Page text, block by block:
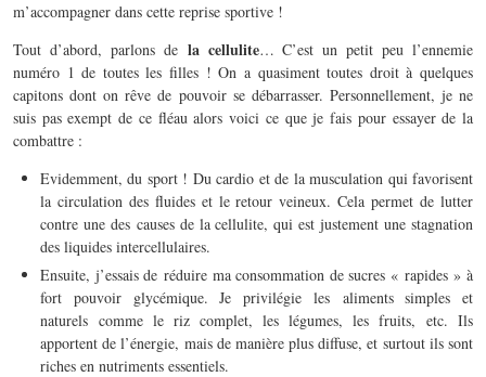
m’accompagner dans cette reprise sportive !
Tout d’abord, parlons de la cellulite… C’est un petit peu l’ennemie
numéro 1 de toutes les filles ! On a quasiment toutes droit à quelques
capitons dont on rêve de pouvoir se débarrasser. Personnellement, je ne
suis pas exempt de ce fléau alors voici ce que je fais pour essayer de la
combattre :
Evidemment, du sport ! Du cardio et de la musculation qui favorisent
la circulation des fluides et le retour veineux. Cela permet de lutter
contre une des causes de la cellulite, qui est justement une stagnation
des liquides intercellulaires.
Ensuite, j’essais de réduire ma consommation de sucres « rapides » à
fort pouvoir glycémique. Je privilégie les aliments simples et
naturels comme le riz complet, les légumes, les fruits, etc. Ils
apportent de l’énergie, mais de manière plus diffuse, et surtout ils sont
riches en nutriments essentiels.